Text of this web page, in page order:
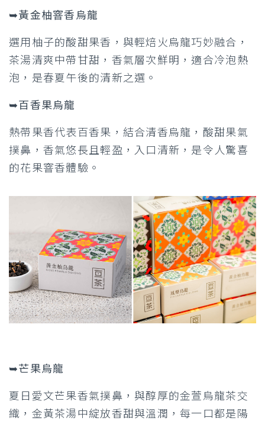
➥黃金柚窨香烏龍
選用柚子的酸甜果香，與輕焙火烏龍巧妙融合，
茶湯清爽中帶甘甜，香氣層次鮮明，適合冷泡熱
泡，是春夏午後的清新之選。
➥百香果烏龍
熱帶果香代表百香果，結合清香烏龍，酸甜果氣
撲鼻，香氣悠長且輕盈，入口清新，是令人驚喜
的花果窨香體驗。
➥芒果烏龍
夏日愛文芒果香氣撲鼻，與醇厚的金萱烏龍茶交
織，金黃茶湯中綻放香甜與溫潤，每一口都是陽